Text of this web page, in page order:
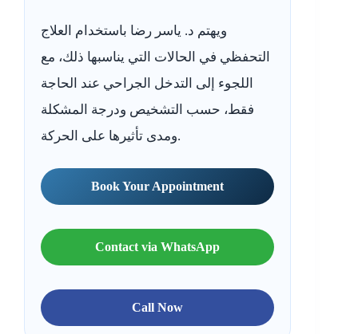
ويهتم د. ياسر رضا باستخدام العلاج
التحفظي في الحالات التي يناسبها ذلك، مع
اللجوء إلى التدخل الجراحي عند الحاجة
فقط، حسب التشخيص ودرجة المشكلة
ومدى تأثيرها على الحركة.
Book Your Appointment
Contact via WhatsApp
Call Now